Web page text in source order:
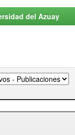
del Azuay